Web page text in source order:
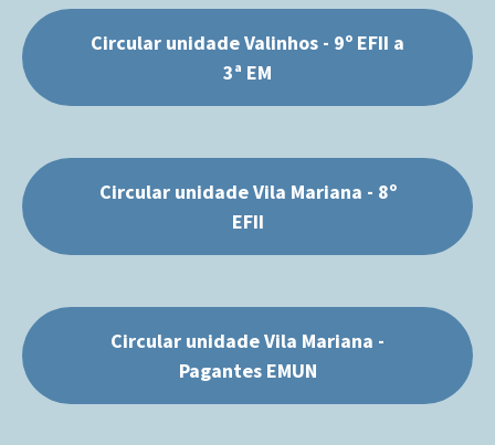
Circular unidade Valinhos - 9º EFII a
3ª EM
Circular unidade Vila Mariana - 8º
EFII
Circular unidade Vila Mariana -
Pagantes EMUN